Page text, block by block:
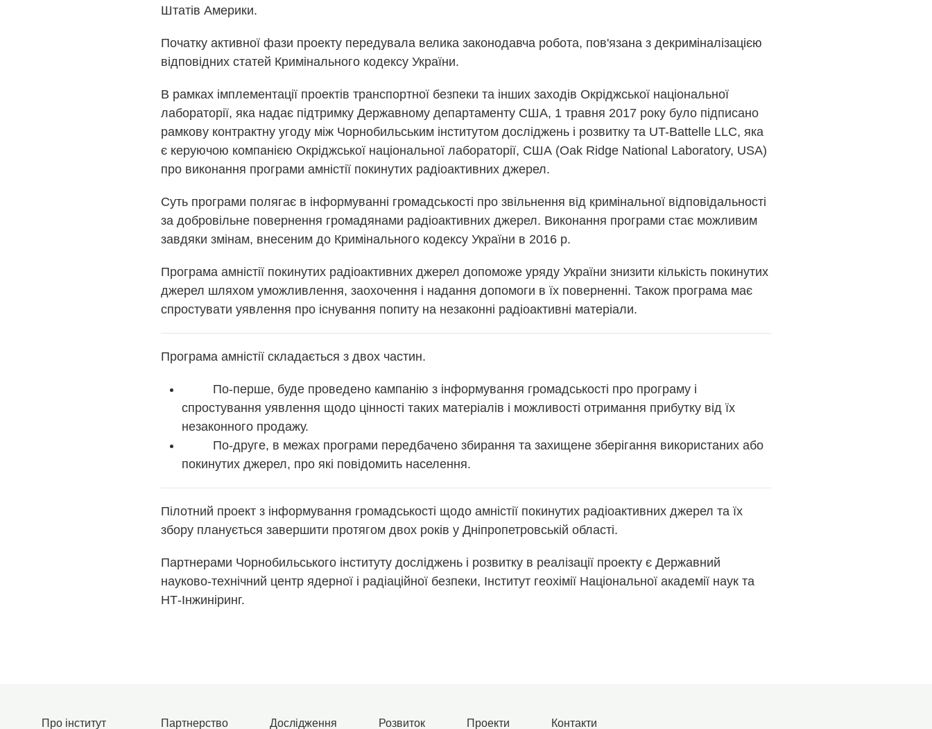
Штатів Америки.
Початку активної фази проекту передувала велика законодавча робота, пов'язана з декриміналізацією
відповідних статей Кримінального кодексу України.
В рамках імплементації проектів транспортної безпеки та інших заходів Окріджської національної
лабораторії, яка надає підтримку Державному департаменту США, 1 травня 2017 року було підписано
рамкову контрактну угоду між Чорнобильським інститутом досліджень і розвитку та UT-Battelle LLC, яка
є керуючою компанією Окріджської національної лабораторії, США (Oak Ridge National Laboratory, USA)
про виконання програми амністії покинутих радіоактивних джерел.
Суть програми полягає в інформуванні громадськості про звільнення від кримінальної відповідальності
за добровільне повернення громадянами радіоактивних джерел. Виконання програми стає можливим
завдяки змінам, внесеним до Кримінального кодексу України в 2016 р.
Програма амністії покинутих радіоактивних джерел допоможе уряду України знизити кількість покинутих
джерел шляхом уможливлення, заохочення і надання допомоги в їх поверненні. Також програма має
спростувати уявлення про існування попиту на незаконні радіоактивні матеріали.
Програма амністії складається з двох частин.
По-перше, буде проведено кампанію з інформування громадськості про програму і
спростування уявлення щодо цінності таких матеріалів і можливості отримання прибутку від їх
незаконного продажу.
По-друге, в межах програми передбачено збирання та захищене зберігання використаних або
покинутих джерел, про які повідомить населення.
Пілотний проект з інформування громадськості щодо амністії покинутих радіоактивних джерел та їх
збору планується завершити протягом двох років у Дніпропетровській області.
Партнерами Чорнобильського інституту досліджень і розвитку в реалізації проекту є Державний
науково-технічний центр ядерної і радіаційної безпеки, Інститут геохімії Національної академії наук та
НТ-Інжиніринг.
Про інститут Партнерство Дослідження Розвиток Проекти Контакти